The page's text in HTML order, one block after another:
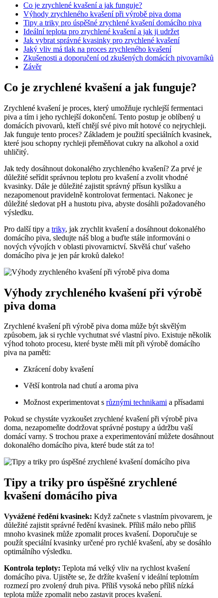
Co je zrychlené kvašení a jak funguje?
Výhody zrychleného kvašení při výrobě piva doma
Tipy a triky pro úspěšné zrychlené kvašení domácího piva
Ideální teplota pro zrychlené kvašení a jak ji udržet
Jak vybrat správné kvasinky pro zrychlené kvašení
Jaký vliv má tlak na proces zrychleného kvašení
Zkušenosti a doporučení od zkušených domácích pivovarníků
Závěr
Co je zrychlené kvašení a jak funguje?
Zrychlené kvašení je proces, který umožňuje rychlejší fermentaci
piva a tím i jeho rychlejší dokončení. Tento postup je oblíbený u
domácích pivovarů, kteří chtějí své pivo mít hotové co nejrychleji.
Jak funguje tento proces? Základem je použití speciálních kvasinek,
které jsou schopny rychleji přeměňovat cukry na alkohol a oxid
uhličitý.
Jak tedy dosáhnout dokonalého zrychleného kvašení? Za prvé je
důležité seřídit správnou teplotu pro kvašení a zvolit vhodné
kvasinky. Dále je důležité zajistit správný přísun kyslíku a
nezapomenout pravidelně kontrolovat fermentaci. Nakonec je
důležité sledovat pH a hustotu piva, abyste dosáhli požadovaného
výsledku.
Pro další tipy a triky, jak zrychlit kvašení a dosáhnout dokonalého
domácího piva, sledujte náš blog a buďte stále informováni o
nových vývojích v oblasti pivovarnictví. Skvělá chuť vašeho
domácího piva je jen pár kroků daleko!
Výhody zrychleného kvašení při výrobě
piva doma
Zrychlené kvašení při výrobě piva doma může být skvělým
způsobem, jak si rychle vychutnat své vlastní pivo. Existuje několik
výhod tohoto procesu, které byste měli mít při výrobě domácího
piva na paměti:
Zkrácení doby kvašení
Větší kontrola nad chutí a aroma piva
Možnost experimentovat s různými technikami a přísadami
Pokud se chystáte vyzkoušet zrychlené kvašení při výrobě piva
doma, nezapomeňte dodržovat správné postupy a údržbu vaší
domácí varny. S trochou praxe a experimentování můžete dosáhnout
dokonalého domácího piva, které bude stát za to!
Tipy a triky pro úspěšné zrychlené
kvašení domácího piva
Vyvážené ředění kvasinek: Když začnete s vlastním pivovarem, je
důležité zajistit správné ředění kvasinek. Příliš málo nebo příliš
mnoho kvasinek může zpomalit proces kvašení. Doporučuje se
použít speciální kvasinky určené pro rychlé kvašení, aby se dosáhlo
optimálního výsledku.
Kontrola teploty: Teplota má velký vliv na rychlost kvašení
domácího piva. Ujistěte se, že držíte kvašení v ideální teplotním
rozmezí pro zvolený druh piva. Příliš vysoká nebo příliš nízká
teplota může zpomalit nebo zastavit proces kvašení.